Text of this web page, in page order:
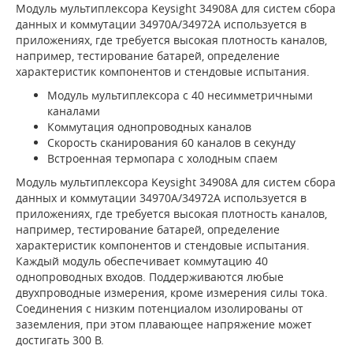
Модуль мультиплексора Keysight 34908A для систем сбора
данных и коммутации 34970A/34972A используется в
приложениях, где требуется высокая плотность каналов,
например, тестирование батарей, определение
характеристик компонентов и стендовые испытания.
Модуль мультиплексора с 40 несимметричными
каналами
Коммутация однопроводных каналов
Скорость сканирования 60 каналов в секунду
Встроенная термопара с холодным спаем
Модуль мультиплексора Keysight 34908A для систем сбора
данных и коммутации 34970A/34972A используется в
приложениях, где требуется высокая плотность каналов,
например, тестирование батарей, определение
характеристик компонентов и стендовые испытания.
Каждый модуль обеспечивает коммутацию 40
однопроводных входов. Поддерживаются любые
двухпроводные измерения, кроме измерения силы тока.
Соединения с низким потенциалом изолированы от
заземления, при этом плавающее напряжение может
достигать 300 В.